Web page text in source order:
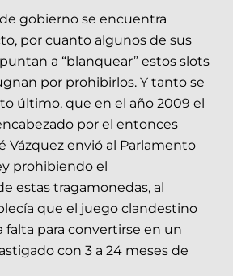
gobierno se encuentra
por cuanto algunos de sus
a “blanquear” estos slots
por prohibirlos. Y tanto se
último, que en el año 2009 el
por el entonces
Vázquez envió al Parlamento
prohibiendo el
estas tragamonedas, al
que el juego clandestino
falta para convertirse en un
con 3 a 24 meses de